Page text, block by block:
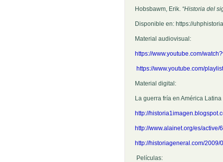
Hobsbawm, Erik. “Historia del
Disponible en: https://
Material audiovisual:
https://www.youtube.com/
https://www.youtube.com/
Material digital:
La guerra fría en América Latina
http://
http://www.alainet.org/es/active/
http://historiageneral.com/
Películas: